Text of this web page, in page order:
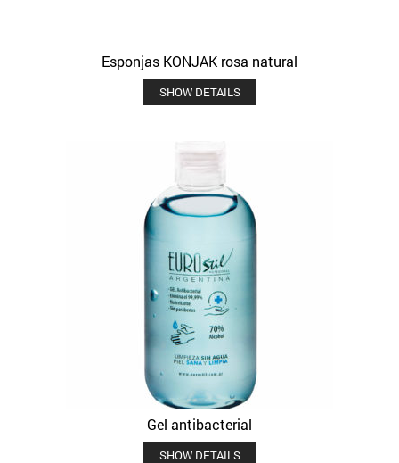
Esponjas KONJAK rosa natural
SHOW DETAILS
Gel antibacterial
SHOW DETAILS